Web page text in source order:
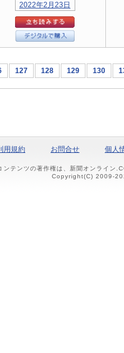
127 128 129 130
用規約 お問合せ 個人
テンツの著作権は、新聞オンライン
Copyright(C) 2009-